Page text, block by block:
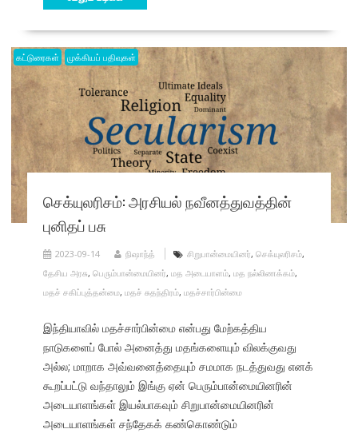
கட்டுரைகள் முக்கியப் பதிவுகள்
செக்யுலரிசம்: அரசியல் நவீனத்துவத்தின்
புனிதப் பசு
2023-09-14 நிஷாந்த் சிறுபான்மையினர், செக்யுலரிசம்,
தேசிய அரசு, பெரும்பான்மையினர், மத அடையாளம், மத நல்லிணக்கம்,
மதச் சகிப்புத்தன்மை, மதச் சுதந்திரம், மதச்சார்பின்மை
இந்தியாவில் மதச்சார்பின்மை என்பது மேற்கத்திய
நாடுகளைப் போல் அனைத்து மதங்களையும் விலக்குவது
அல்ல; மாறாக அவ்வனைத்தையும் சமமாக நடத்துவது எனக்
கூறப்பட்டு வந்தாலும் இங்கு ஏன் பெரும்பான்மையினரின்
அடையாளங்கள் இயல்பாகவும் சிறுபான்மையினரின்
அடையாளங்கள் சந்தேகக் கண்கொண்டும்